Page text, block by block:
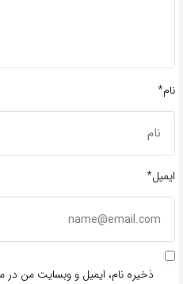
نام*
ایمیل*
ذخیره نام، ایمیل و وبسایت من در